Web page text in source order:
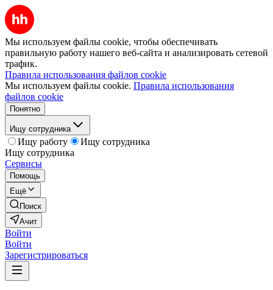
Мы используем файлы cookie, чтобы обеспечивать
правильную работу нашего веб-сайта и анализировать сетевой
трафик.
Правила использования файлов cookie
Мы используем файлы cookie. Правила использования
файлов cookie
Понятно
Ищу сотрудника
Ищу работу
Ищу сотрудника
Ищу сотрудника
Сервисы
Помощь
Ещё
Поиск
Ачит
Войти
Войти
Зарегистрироваться